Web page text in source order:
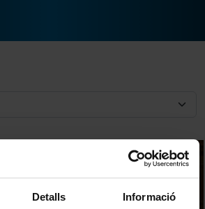
Detalls Informació